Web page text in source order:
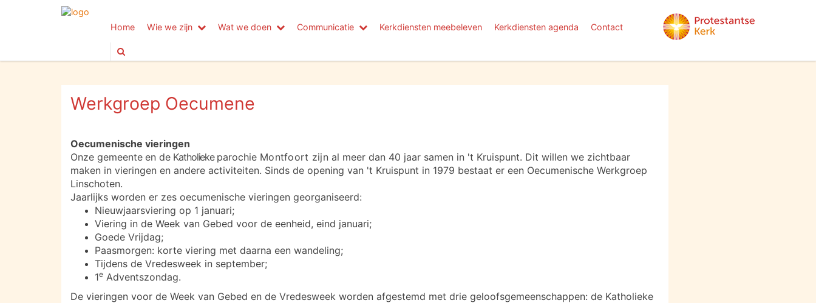
Home Wie we zijn Wat we doen Communicatie Kerkdiensten meebeleven Kerkdiensten agenda Contact
Werkgroep Oecumene
Oecumenische vieringen
Onze gemeenteen de Katholieke parochieMontfoort zijnal meer dan 40 jaar samen in 't Kruispunt. Dit willen we zichtbaar
maken in vieringen en andere activiteiten. Sinds de opening van 't Kruispunt in 1979 bestaat er een Oecumenische Werkgroep
Linschoten.
Jaarlijks worden er zes oecumenische vieringen georganiseerd:
Nieuwjaarsviering op 1 januari;
Viering in de Week van Gebed voor de eenheid, eind januari;
Goede Vrijdag;
Paasmorgen: korte viering met daarna een wandeling;
Tijdens de Vredesweek in september;
1e Adventszondag.
De vieringen voor de Week van Gebed en de Vredesweek worden afgestemd met drie geloofsgemeenschappen: de Katholieke